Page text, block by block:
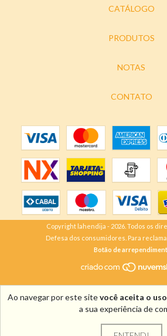
Ao navegar por este sitevocê aceita o
a sua experiência de
CATÁLOGO
PRODUTOS
NOTAS
CONTATO
Copyright lahendija - 2026. Todos os
Defesa dos consumidores. Para
Botão de